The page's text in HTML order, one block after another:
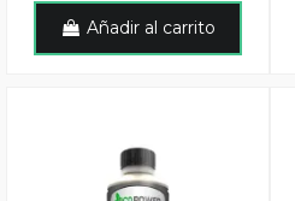
Añadir al carrito